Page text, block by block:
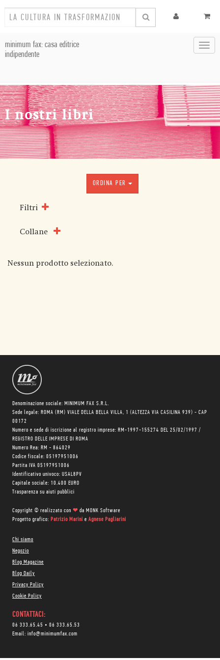
minimum fax: casa editrice
indipendente
I nostri libri
ORDINA PER
Filtri
Collane
Nessun prodotto selezionato.
Denominazione sociale: MINIMUM FAX S.R.L.
Sede legale: ROMA (RM) VIALE DELLA BELLA VILLA, 1 (ALTEZZA VIA CASILINA 939) - CAP
00172
Numero e sede di iscrizione al registro imprese: RM-1997-155274 DEL 25/02/1997 /
REGISTRO DELLE IMPRESE DI ROMA
Numero Rea: RM - 864029
Codice fiscale: 05197951006
Partita IVA 05197951006
Identificativo univoco: USAL8PV
Capitale sociale: 10.400 EURO
Trasparenza su aiuti pubblici
Copyright © realizzato con ❤ da MONK Software
Progetto grafico: Patrizio Marini e Agnese Pagliarini
Chi siamo
Negozio
Blog Magazine
Blog Daily
Privacy Policy
Cookie Policy
CONTATTACI:
06 333.65.45 • 06 333.65.53
Email: info@minimumfax.com